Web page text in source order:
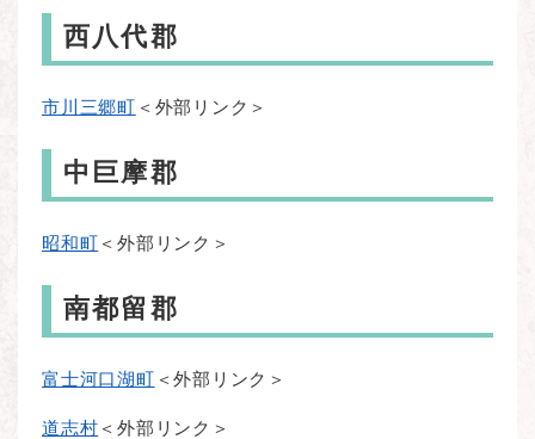
西八代郡
市川三郷町 ＜外部リンク＞
中巨摩郡
昭和町 ＜外部リンク＞
南都留郡
富士河口湖町 ＜外部リンク＞
道志村 ＜外部リンク＞